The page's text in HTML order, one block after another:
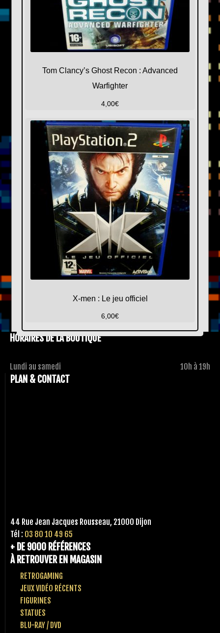
Tom Clancy’s Ghost Recon : Advanced
Warfighter
4,00€
X-men : Le jeu officiel
6,00€
HORAIRES DE LA BOUTIQUE
Lundi au samedi 10h à 19h
PLAN & CONTACT
44 Rue Jean Jacques Rousseau, 21000 Dijon
Tél : 03 80 10 49 65
+ DE 9000 RÉFÉRENCES
À RETROUVER EN MAGASIN
RETROGAMING
JEUX VIDÉO RÉCENTS
FIGURINES
STATUES
BLU-RAY / DVD